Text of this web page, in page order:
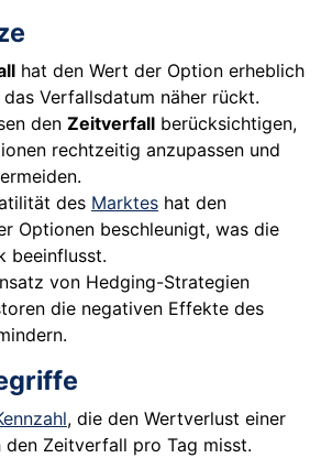
hat den Wert der Option erheblich
Verfallsdatum näher rückt.
den Zeitverfall berücksichtigen,
rechtzeitig anzupassen und
des Marktes hat den
Optionen beschleunigt, was die
beeinflusst.
von Hedging-Strategien
die negativen Effekte des
, die den Wertverlust einer
den Zeitverfall pro Tag misst.